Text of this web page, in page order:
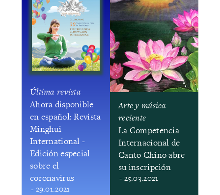
Última revista
Ahora disponible
en español: Revista
Minghui
International -
Edición especial
sobre el
coronavirus
- 29.01.2021
Arte y música
reciente
​La Competencia
Internacional de
Canto Chino abre
su inscripción
- 25.03.2021